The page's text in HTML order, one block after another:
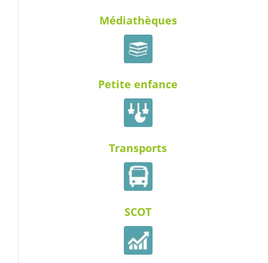
Médiathèques
Petite enfance
Transports
SCOT